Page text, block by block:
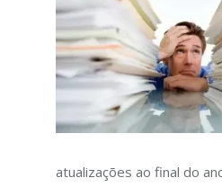
atualizações ao final do